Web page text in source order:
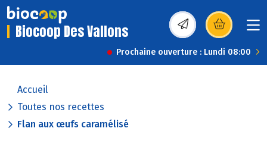
Biocoop Des Vallons (s’ouvre dans une
Prochaine ouverture : Lundi 08:00
Accueil
Toutes nos recettes
Flan aux œufs caramélisé